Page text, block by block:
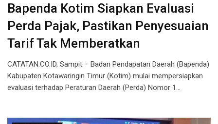
Bapenda Kotim Siapkan Evaluasi
Perda Pajak, Pastikan Penyesuaian
Tarif Tak Memberatkan
CATATAN.CO.ID, Sampit – Badan Pendapatan Daerah (Bapenda)
Kabupaten Kotawaringin Timur (Kotim) mulai mempersiapkan
evaluasi terhadap Peraturan Daerah (Perda) Nomor 1…